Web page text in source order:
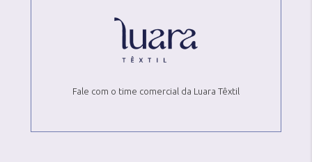
Fale com o time comercial da Luara Têxtil